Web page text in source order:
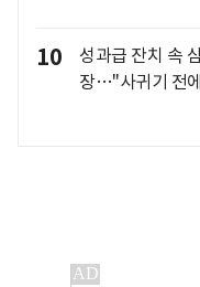
10
성과급 잔치 속
장…"사귀기 전